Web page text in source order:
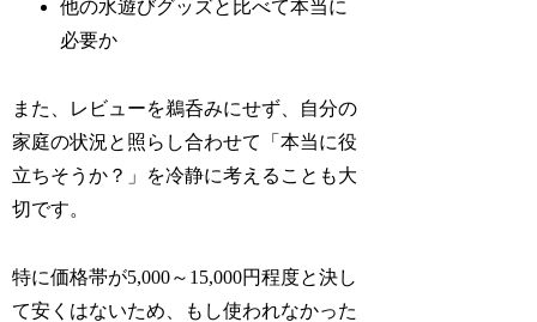
他の水遊びグッズと比べて本当に
必要か
また、レビューを鵜呑みにせず、自分の
家庭の状況と照らし合わせて「本当に役
立ちそうか？」を冷静に考えることも大
切です。
特に価格帯が5,000～15,000円程度と決し
て安くはないため、もし使われなかった